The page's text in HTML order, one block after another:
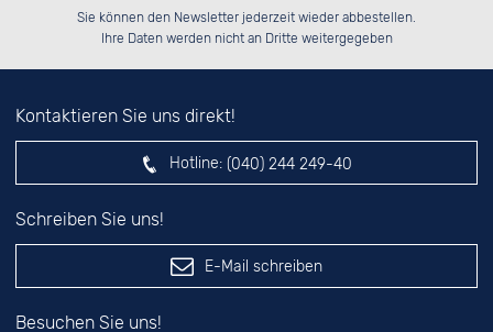
██░░██░░██░░░░░░░░░░██░░██░░░░░░
██████░░██████░░░░████░░██████░░
░░░░██░░░░░░██░░░░░░██░░██░░██░░
Bitte tragen Sie die Zahl in
das nebenstehende Feld ein.
Sie können den Newsletter jederzeit wieder abbestellen.
Ihre Daten werden nicht an Dritte weitergegeben
Kontaktieren Sie uns direkt!
Hotline: (040) 244 249-40
Schreiben Sie uns!
E-Mail schreiben
Besuchen Sie uns!